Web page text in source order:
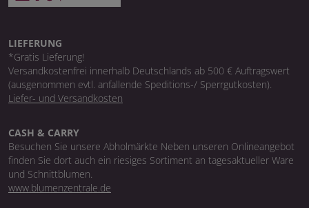
LIEFERUNG
*Gratis Lieferung!
Versandkostenfrei innerhalb Deutschlands ab 500 € Auftragswert
(ausgenommen evtl. anfallende Speditions-/ Sperrgutkosten).
Liefer- und Versandkosten
CASH & CARRY
Besuchen Sie unsere Abholmärkte Neben unseren Onlineangebot
finden Sie dort auch ein riesiges Sortiment an tagesaktueller Ware
und Schnittblumen.
www.blumenzentrale.de